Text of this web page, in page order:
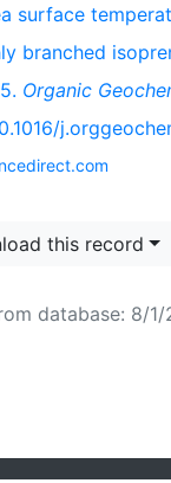
surface
branched
Organic
this record
database: 8/1/